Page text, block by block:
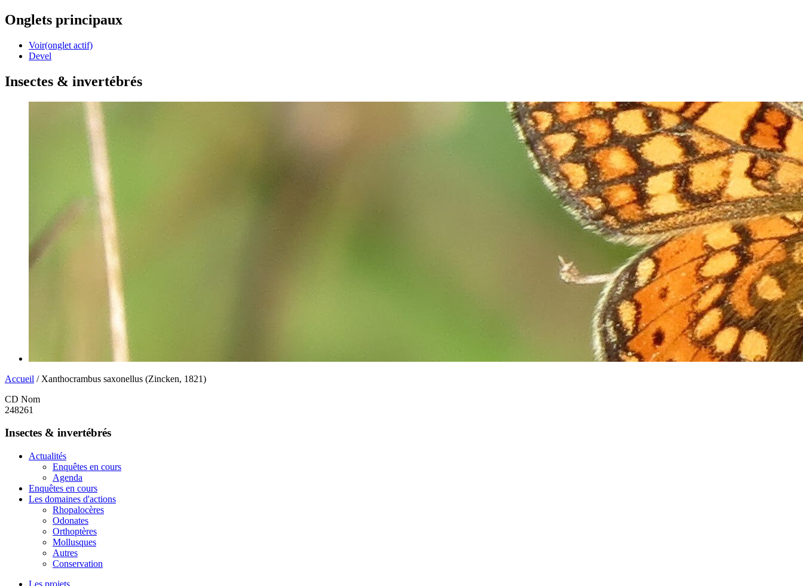
Onglets principaux
Voir(onglet actif)
Devel
Insectes & invertébrés
Accueil / Xanthocrambus saxonellus (Zincken, 1821)
CD Nom
248261
Insectes & invertébrés
Actualités
Enquêtes en cours
Agenda
Enquêtes en cours
Les domaines d'actions
Rhopalocères
Odonates
Orthoptères
Mollusques
Autres
Conservation
Les projets